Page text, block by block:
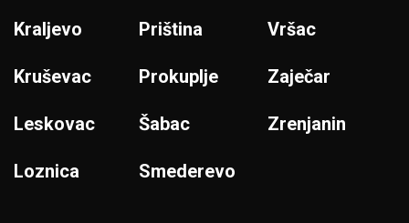
Kraljevo
Kruševac
Leskovac
Loznica
Priština
Prokuplje
Šabac
Smederevo
Vršac
Zaječar
Zrenjanin